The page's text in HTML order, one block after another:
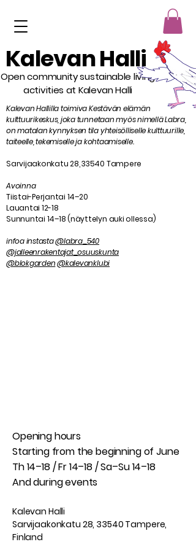
Open community sustainable living
activities at Kalevan Halli
Kalevan Hallilla toimiva Kestävän elämän
kulttuurikeskus, joka tunnetaan myös nimellä Labra,
on matalan kynnyksen tila yhteisölliselle kulttuurille,
taiteelle, tekemiselle ja kohtaamiselle.
Sarvijaakonkatu 28, 33540 Tampere
Avoinna
Tiistai-Perjantai 14–20
Lauantai 12-18
Sunnuntai 14–18 (näyttelyn auki ollessa)
infoa instasta@labra_540
@jalleenrakentajat_osuuskunta
@blokgarden@kalevanklubi
Kalevan Halli
Opening hours
Starting from the beginning of June
Th 14–18 / Fr 14–18 / Sa–Su 14–18
And during events​
Kalevan Halli
Sarvijaakonkatu 28, 33540 Tampere,
Finland